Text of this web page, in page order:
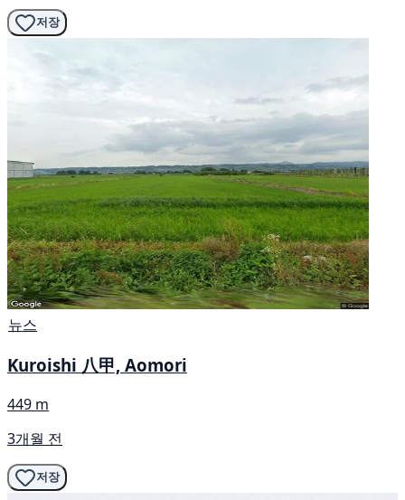
저장
뉴스
Kuroishi 八甲, Aomori
449 m
3개월 전
저장